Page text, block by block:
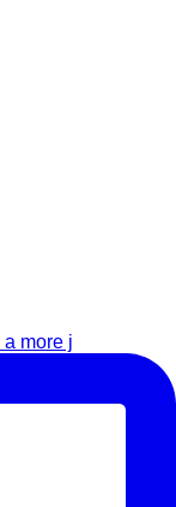
more j